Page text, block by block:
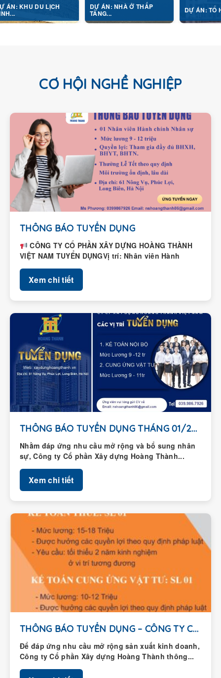
LỊCH DỰ ÁN: NHÀ Ở THẤP DỰ ÁN: TỔ HỢP Y TẾ...
CƠ HỘI NGHỀ NGHIỆP
THÔNG BÁO TUYỂN DỤNG
CÔNG TY CỔ PHẦN XÂY DỰNG HOÀNG THÀNH
VIỆT NAM TUYỂN DỤNGVị trí: Nhân viên Hành
chính – Nhân...
Xem chi tiết
THÔNG BÁO TUYỂN DỤNG THÁNG 01/2026
Nhằm đáp ứng nhu cầu mở rộng và bổ sung nhân
sự, Công ty Cổ phần Xây dựng Hoàng Thành...
Xem chi tiết
THÔNG BÁO TUYỂN DỤNG – CÔNG TY CỔ...
Để đáp ứng nhu cầu mở rộng sản xuất kinh doanh,
Công ty Cổ phần Xây dựng Hoàng Thành thông...